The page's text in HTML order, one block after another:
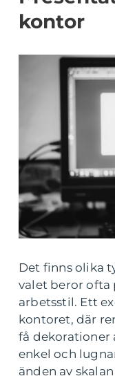
kontor
Det finns olika
valet beror ofta
arbetsstil. Ett
kontoret, där
få dekorationer
enkel och
änden av